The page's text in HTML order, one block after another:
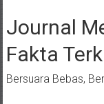
konten
Journal
Fakta
Bersuara Bebas,